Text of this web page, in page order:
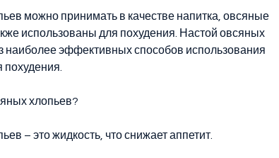
можно принимать в качестве напитка, овсяные
использованы для похудения. Настой овсяных
наиболее эффективных способов использования
похудения.
хлопьев?
– это жидкость, что снижает аппетит.